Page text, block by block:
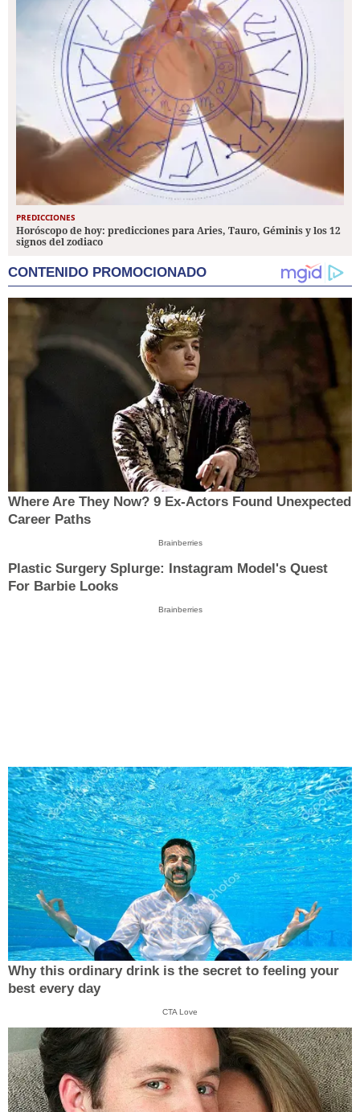
PREDICCIONES
Horóscopo de hoy: predicciones para Aries, Tauro, Géminis y los 12
signos del zodiaco
CONTENIDO PROMOCIONADO
Where Are They Now? 9 Ex-Actors Found Unexpected
Career Paths
Brainberries
Plastic Surgery Splurge: Instagram Model's Quest
For Barbie Looks
Brainberries
Why this ordinary drink is the secret to feeling your
best every day
CTA Love